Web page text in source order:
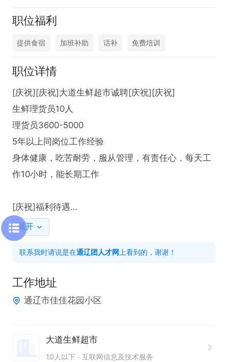
职位福利
提供食宿 加班补助 话补 免费培训
职位详情
[庆祝][庆祝]大道生鲜超市诚聘[庆祝][庆祝]
生鲜理货员10人
理货员3600-5000
5年以上同岗位工作经验
身体健康，吃苦耐劳，服从管理，有责任心，每天工
作10小时，能长期工作
[庆祝]福利待遇
底薪+全勤+月休一天，工伤保险
展开
联系我时请说是在通辽团人才网 上看到的，谢谢！
工作地址
通辽市佳佳花园小区
大道生鲜超市
10人以下 互联网信息及技术服务